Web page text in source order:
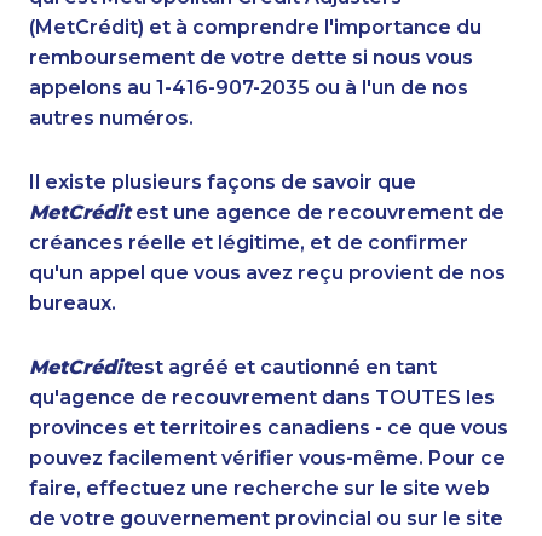
(MetCrédit) et à comprendre l'importance du
remboursement de votre dette si nous vous
appelons au 1-416-907-2035 ou à l'un de nos
autres numéros.
Il existe plusieurs façons de savoir que
MetCréditest une agence de recouvrement de
créances réelle et légitime, et de confirmer
qu'un appel que vous avez reçu provient de nos
bureaux.
MetCréditest agréé et cautionné en tant
qu'agence de recouvrement dans TOUTES les
provinces et territoires canadiens - ce que vous
pouvez facilement vérifier vous-même. Pour ce
faire, effectuez une recherche sur le site web
de votre gouvernement provincial ou sur le site